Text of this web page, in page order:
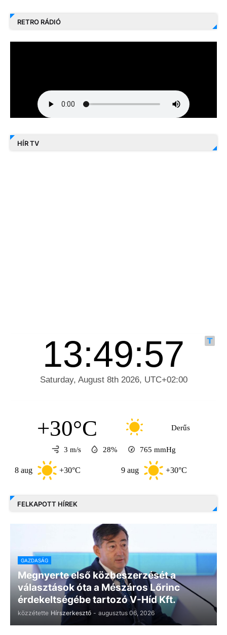
RETRO RÁDIÓ
HÍR TV
+30°C Derűs
3 m/s 28% 765 mmHg
+30°C +30°C
FELKAPOTT HÍREK
GAZDASÁG
Megnyerte első közbeszerzését a
választások óta a Mészáros Lőrinc
érdekeltségébe tartozó V-Híd Kft.
közzétette Hírszerkesztő - augusztus 06, 2026